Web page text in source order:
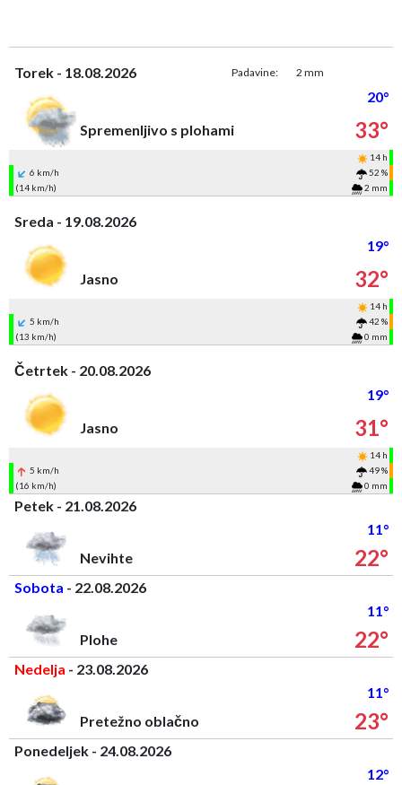
Torek - 18.08.2026 Padavine: 2 mm
20°
Spremenljivo s plohami
33°
14 h
6 km/h
52 %
(14 km/h)
2 mm
Sreda - 19.08.2026
19°
Jasno
32°
14 h
5 km/h
42 %
(13 km/h)
0 mm
Četrtek - 20.08.2026
19°
Jasno
31°
14 h
5 km/h
49 %
(16 km/h)
0 mm
Petek - 21.08.2026
11°
Nevihte
22°
Sobota - 22.08.2026
11°
Plohe
22°
Nedelja - 23.08.2026
11°
Pretežno oblačno
23°
Ponedeljek - 24.08.2026
12°